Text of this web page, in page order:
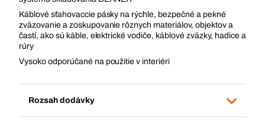
Káblové sťahovaccie pásky na rýchle, bezpečné a pekné
zväzovanie a zoskupovanie rôznych materiálov, objektov a
častí, ako sú káble, elektrické vodiče, káblové zväzky, hadice a
rúry
Vysoko odporúčané na použitie v interiéri
Rozsah dodávky